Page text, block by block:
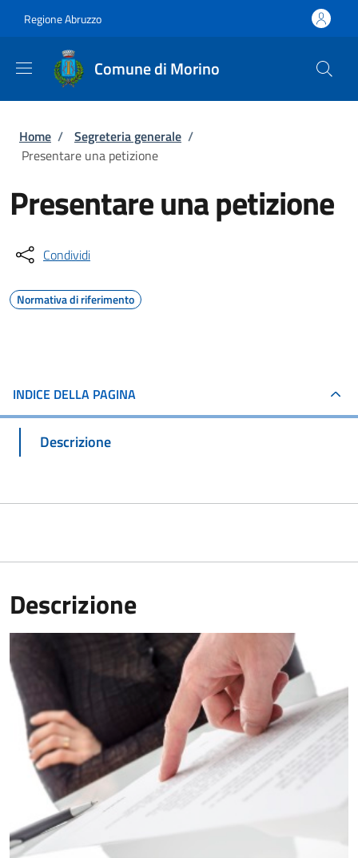
Regione Abruzzo
Comune di Morino
Briciole di pane
Home / Segreteria generale /
Presentare una petizione
Presentare una petizione
Condividi
Normativa di riferimento
INDICE DELLA PAGINA
Descrizione
Descrizione